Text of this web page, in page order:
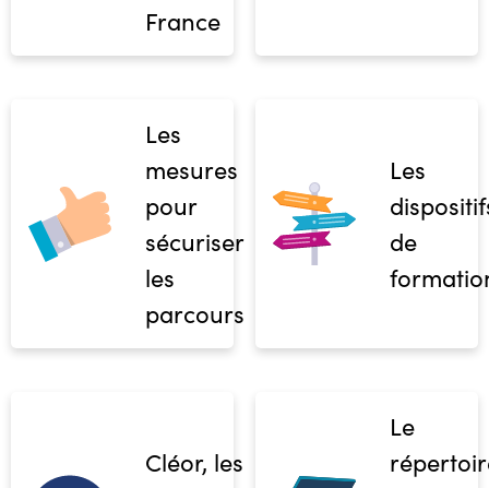
France
Les
mesures
pour
sécuriser
les
parcours
Les
de
Cléor, les
Le